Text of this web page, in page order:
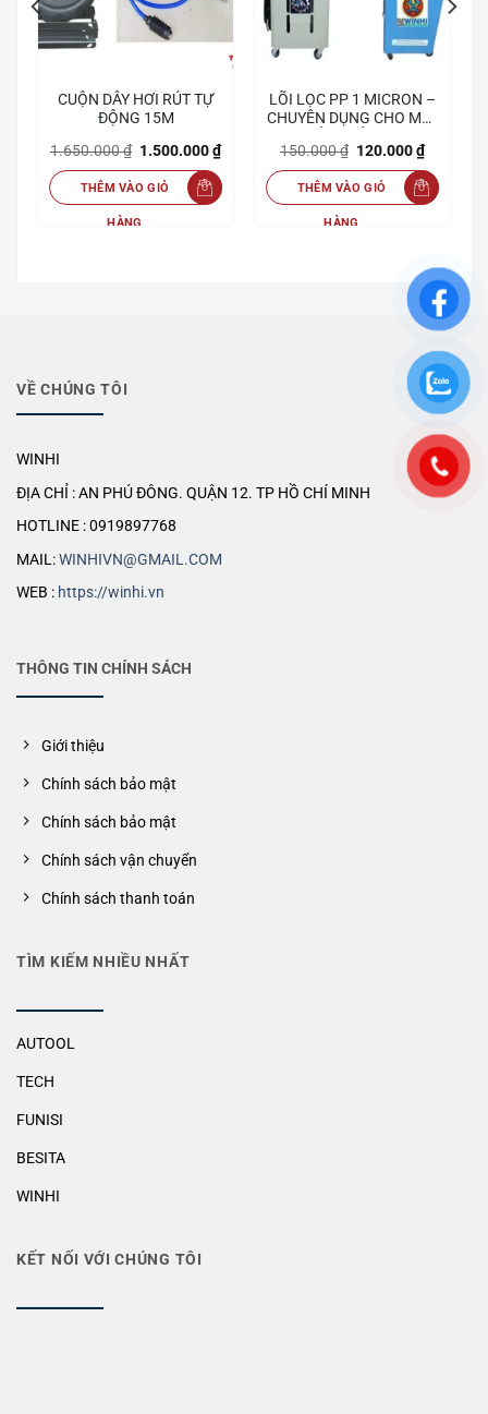
CUỘN DÂY HƠI RÚT TỰ
ĐỘNG 15M
1.650.000₫ Giá
1.650.000 ₫.
1.500.000₫Giá
hiện
tại
là:
1.500.000 ₫.
THÊM VÀO GIỎ
HÀNG
LÕI LỌC PP 1 MICRON –
CHUYÊN DỤNG CHO MÁY
150.000₫ Giá
150.000 ₫.
120.000₫Giá
hiện
tại
là:
120.000
THÊM VÀO GIỎ
HÀNG
1.690.000 ₫.
VỀ CHÚNG TÔI
WINHI
ĐỊA CHỈ : AN PHÚ ĐÔNG. QUẬN 12. TP HỒ CHÍ MINH
HOTLINE : 0919897768
MAIL:WINHIVN@GMAIL.COM
WEB : https://winhi.vn
THÔNG TIN CHÍNH SÁCH
Giới thiệu
Chính sách bảo mật
Chính sách bảo mật
Chính sách vận chuyển
Chính sách thanh toán
TÌM KIẾM NHIỀU NHẤT
AUTOOL
TECH
FUNISI
BESITA
WINHI
KẾT NỐI VỚI CHÚNG TÔI